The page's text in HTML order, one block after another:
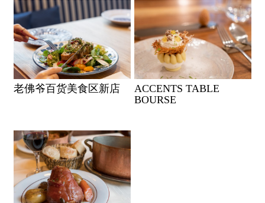
老佛爷百货美食区新店
ACCENTS TABLE
BOURSE